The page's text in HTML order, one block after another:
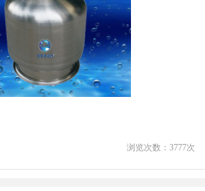
浏览次数： 3777次